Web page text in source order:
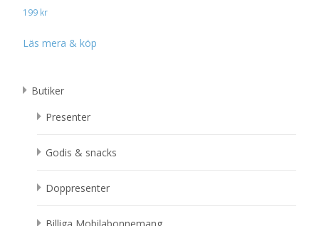
199 kr
Läs mera & köp
Butiker
Presenter
Godis & snacks
Doppresenter